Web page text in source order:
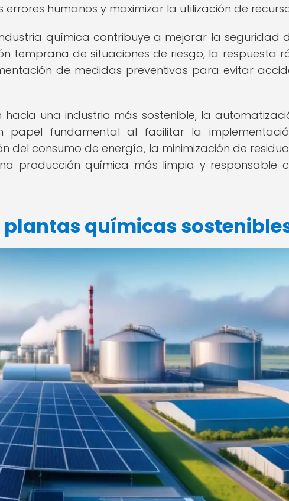
humanos y maximizar la utilización de
química contribuye a mejorar la seguridad
temprana de situaciones de riesgo, la respuesta
de medidas preventivas para evitar
una industria más sostenible, la
papel fundamental al facilitar la
del consumo de energía, la minimización de
producción química más limpia y responsable
químicas